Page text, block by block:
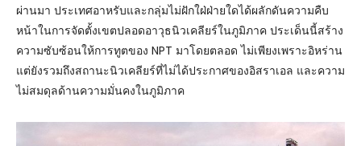
ผ่านมา ประเทศอาหรับและกลุ่มไม่ฝักใฝ่ฝ่ายใดได้ผลักดันความคืบ
หน้าในการจัดตั้งเขตปลอดอาวุธนิวเคลียร์ในภูมิภาค ประเด็นนี้สร้าง
ความซับซ้อนให้การทูตของ NPT มาโดยตลอด ไม่เพียงเพราะอิหร่าน
แต่ยังรวมถึงสถานะนิวเคลียร์ที่ไม่ได้ประกาศของอิสราเอล และความ
ไม่สมดุลด้านความมั่นคงในภูมิภาค